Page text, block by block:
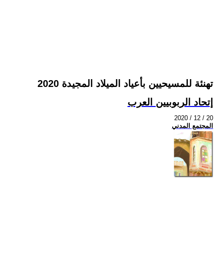
تهنئة للمسيحيين بأعياد الميلاد المجيدة 2020
إتحاد الربوبيين العرب
2020 / 12 / 20
المجتمع المدني